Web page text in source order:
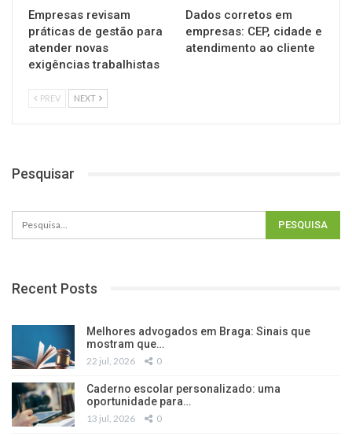
Empresas revisam
práticas de gestão para
atender novas
exigências trabalhistas
Dados corretos em
empresas: CEP, cidade e
atendimento ao cliente
PREV NEXT
Pesquisar
Recent Posts
Melhores advogados em Braga: Sinais que
mostram que…
22 jul, 2026 0
Caderno escolar personalizado: uma
oportunidade para…
13 jul, 2026 0